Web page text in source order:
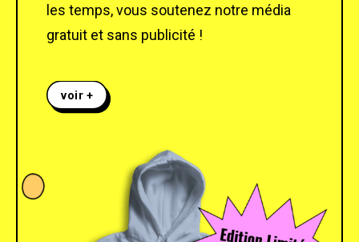
les temps, vous soutenez notre média
gratuit et sans publicité !
voir +